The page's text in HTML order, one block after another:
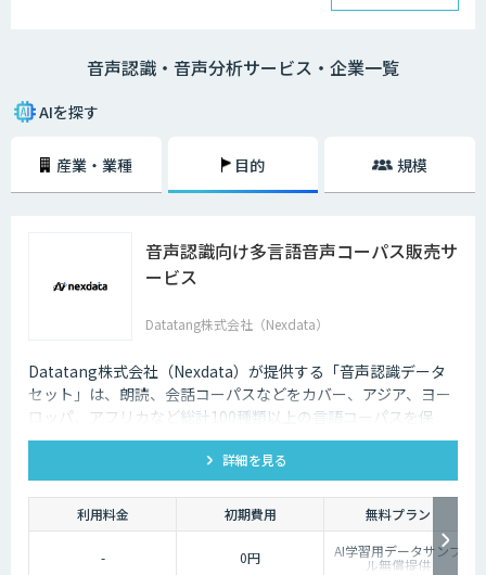
はお客様との通話記録を自動的にテキスト化するなど様々な場面で活用で
音声認識・音声分析サービス・企業一覧
AIを探す
産業・業種 目的 規模
音声認識向け多言語音声コーパス販売サ
ービス
Datatang株式会社（Nexdata）
Datatang株式会社（Nexdata）が提供する「音声認識データ
セット」は、朗読、会話コーパスなどをカバー、アジア、ヨー
ロッパ、アフリカなど総計100種類以上の言語コーパスを保
有、様々な音声認識・合成タスクに対応可能です。
詳細を見る
利用料金 初期費用 無料プラン
- 0円 AI学習用データサンプ
ル無償提供